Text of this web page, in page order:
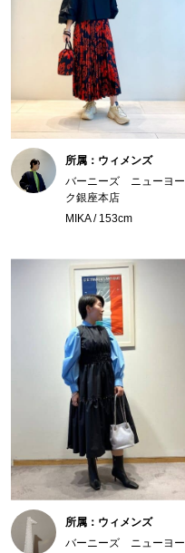
所属：ウィメンズ
バーニーズ ニューヨー
ク銀座本店
MIKA / 153cm
所属：ウィメンズ
バーニーズ ニューヨー